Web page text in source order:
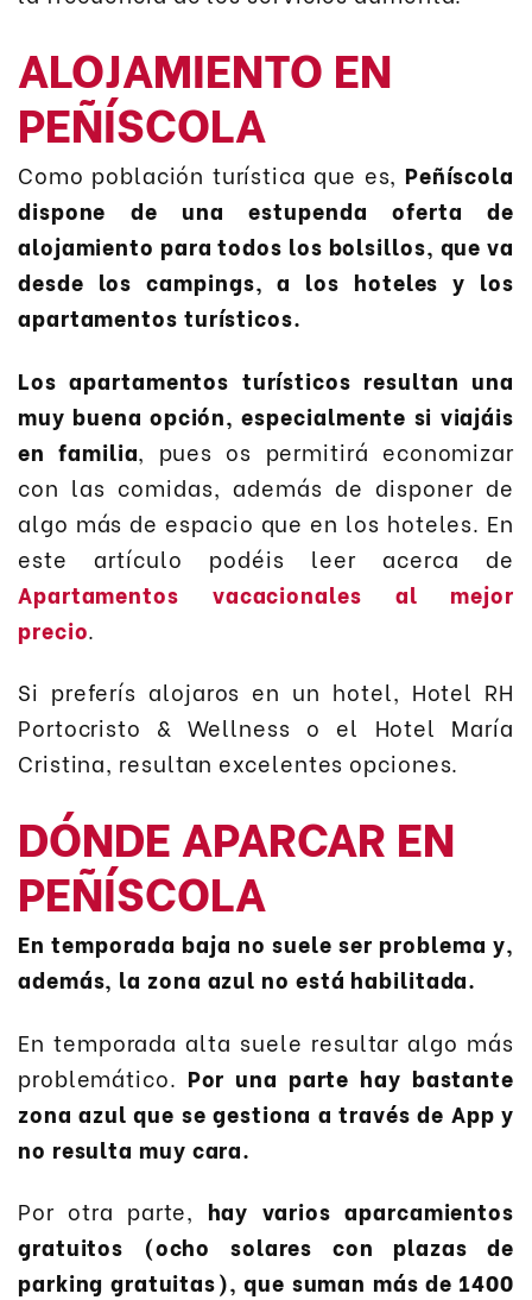
ALOJAMIENTO EN
PEÑÍSCOLA
Como población turística que es, Peñíscola
dispone de una estupenda oferta de
alojamiento para todos los bolsillos, que va
desde los campings, a los hoteles y los
apartamentos turísticos.
Los apartamentos turísticos resultan una
muy buena opción, especialmente si viajáis
en familia, pues os permitirá economizar
con las comidas, además de disponer de
algo más de espacio que en los hoteles. En
este artículo podéis leer acerca de
Apartamentos vacacionales al mejor
precio.
Si preferís alojaros en un hotel, Hotel RH
Portocristo & Wellness o el Hotel María
Cristina, resultan excelentes opciones.
DÓNDE APARCAR EN
PEÑÍSCOLA
En temporada baja no suele ser problema y,
además, la zona azul no está habilitada.
En temporada alta suele resultar algo más
problemático. Por una parte hay bastante
zona azul que se gestiona a través de App y
no resulta muy cara.
Por otra parte, hay varios aparcamientos
gratuitos (ocho solares con plazas de
parking gratuitas), que suman más de 1400